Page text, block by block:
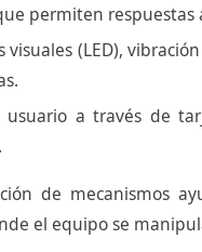
permiten
visuales (LED),
usuario a través de
de mecanismos
el equipo se